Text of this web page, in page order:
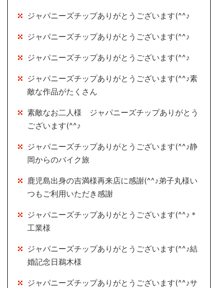
ジャパニーズチップありがとうございます(^^♪
ジャパニーズチップありがとうございます(^^♪
ジャパニーズチップありがとうございます(^^♪
ジャパニーズチップありがとうございます(^^♪素
敵な作品がたくさん
素敵なお二人様 ジャパニーズチップありがとう
ございます(^^♪
ジャパニーズチップありがとうございます(^^♪静
岡からのバイク旅
鹿児島出身の吉満様再来店に感謝(^^♪弟子丸様い
つもご利用いただき感謝
ジャパニーズチップありがとうございます(^^♪＊
工業様
ジャパニーズチップありがとうございます(^^♪結
婚記念日鵜木様
ジャパニーズチップありがとうございます(^^♪サ